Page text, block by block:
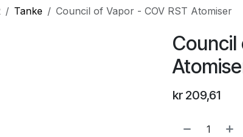
Tanke Council of Vapor - COV RST Atomiser
Council
kr 209,61